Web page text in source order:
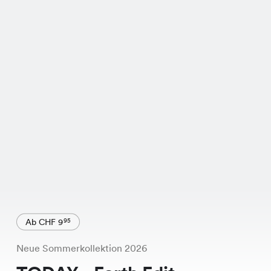
Ab CHF 995
Neue Sommerkollektion 2026